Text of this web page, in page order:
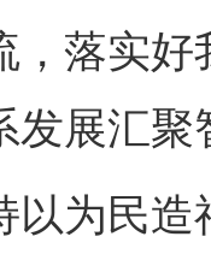
，落实
发展汇聚
为民造